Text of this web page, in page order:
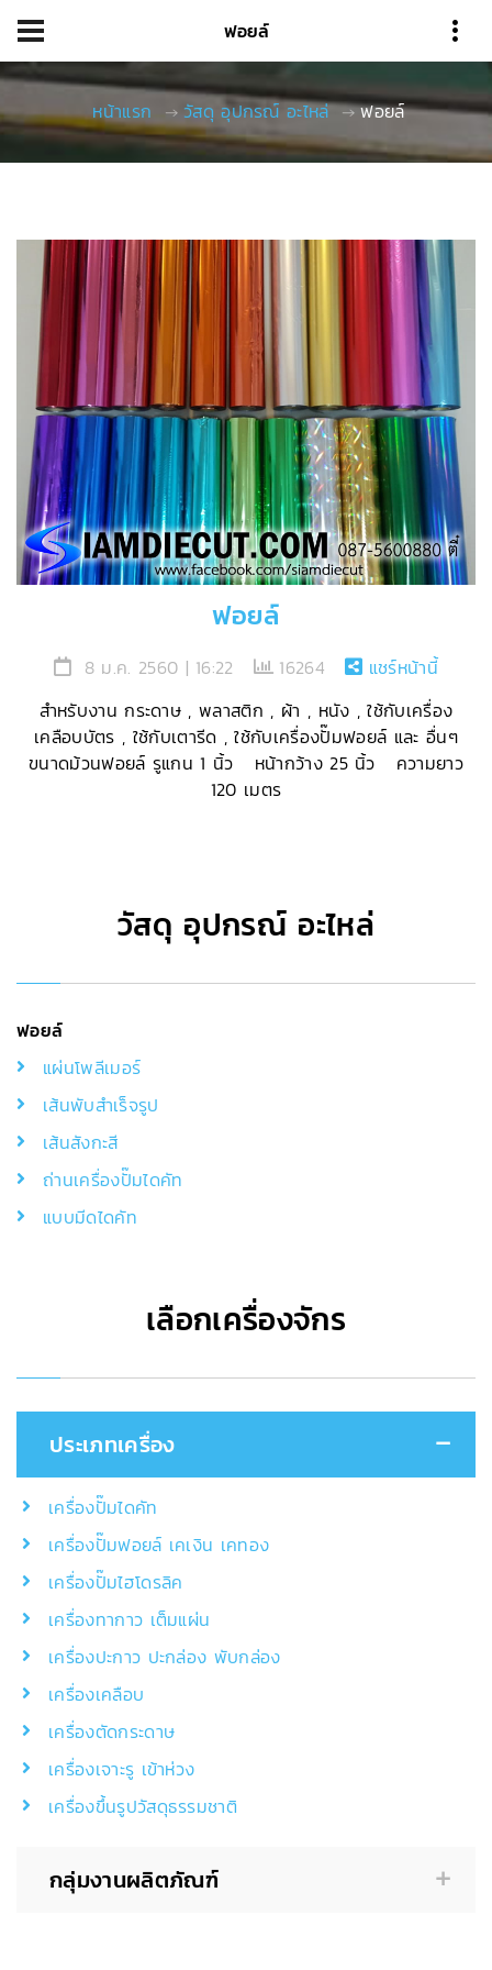
ฟอยล์
หน้าแรก วัสดุ อุปกรณ์ อะไหล่ ฟอยล์
ฟอยล์
8 ม.ค. 2560 | 16:22 16264
แชร์หน้านี้
สำหรับงาน กระดาษ , พลาสติก , ผ้า , หนัง , ใช้กับเครื่อง
เคลือบบัตร , ใช้กับเตารีด , ใช้กับเครื่องปั๊มฟอยล์ และ อื่นๆ
ขนาดม้วนฟอยล์ รูแกน 1 นิ้ว หน้ากว้าง 25 นิ้ว ความยาว
120 เมตร
วัสดุ อุปกรณ์ อะไหล่
ฟอยล์
แผ่นโพลีเมอร์
เส้นพับสำเร็จรูป
เส้นสังกะสี
ถ่านเครื่องปั๊มไดคัท
แบบมีดไดคัท
เลือกเครื่องจักร
ประเภทเครื่อง
เครื่องปั๊มไดคัท
เครื่องปั๊มฟอยล์ เคเงิน เคทอง
เครื่องปั๊มไฮโดรลิค
เครื่องทากาว เต็มแผ่น
เครื่องปะกาว ปะกล่อง พับกล่อง
เครื่องเคลือบ
เครื่องตัดกระดาษ
เครื่องเจาะรู เข้าห่วง
เครื่องขึ้นรูปวัสดุธรรมชาติ
กลุ่มงานผลิตภัณฑ์